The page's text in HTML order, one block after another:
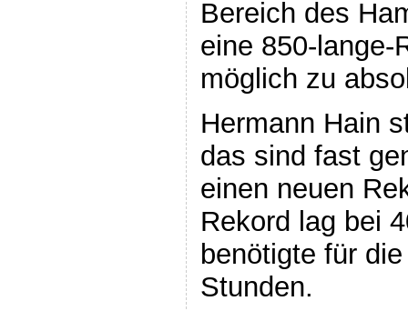
Bereich des
eine 850-lange-
möglich zu
Hermann Hain
das sind fast
einen neuen
Rekord lag bei
benötigte für
Stunden.